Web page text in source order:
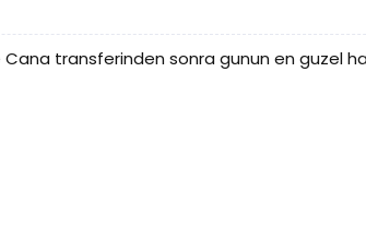
transferinden sonra gunun en guzel